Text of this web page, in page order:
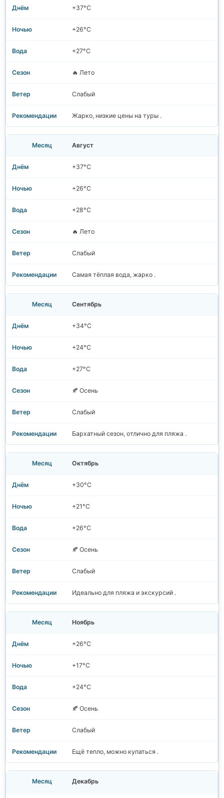
+37°C
+26°C
+27°C
🔥 Лето
Слабый
Жарко, низкие цены на туры .
Август
+37°C
+26°C
+28°C
🔥 Лето
Слабый
Самая тёплая вода, жарко .
Сентябрь
+34°C
+24°C
+27°C
🍂 Осень
Слабый
Бархатный сезон, отлично для пляжа .
Октябрь
+30°C
+21°C
+26°C
🍂 Осень
Слабый
Идеально для пляжа и экскурсий .
Ноябрь
+26°C
+17°C
+24°C
🍂 Осень
Слабый
Ещё тепло, можно купаться .
Декабрь